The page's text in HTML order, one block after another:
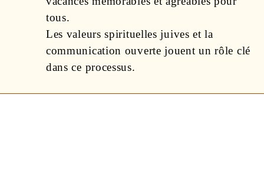
tous.
Les valeurs spirituelles juives et la
communication ouverte jouent un rôle clé
dans ce processus.